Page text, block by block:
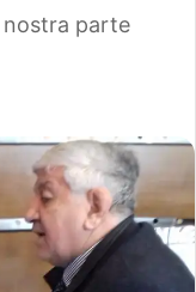
nostra parte